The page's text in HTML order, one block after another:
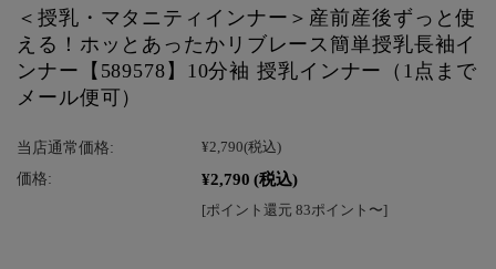
＜授乳・マタニティインナー＞産前産後ずっと使
える！ホッとあったかリブレース簡単授乳長袖イ
ンナー【589578】10分袖 授乳インナー（1点まで
メール便可）
当店通常価格: ¥2,790(税込)
価格: ¥2,790 (税込)
[ポイント還元 83ポイント〜]